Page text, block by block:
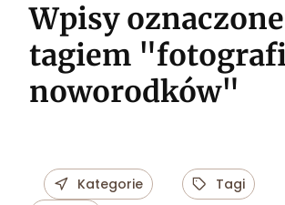
Wpisy oznaczone
tagiem
noworodków"
Kategorie
Tagi